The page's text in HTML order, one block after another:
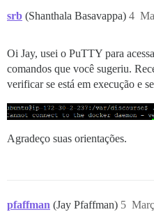
srb (Shanthala Basavappa) 4
Oi Jay, usei o PuTTY para
comandos que você sugeriu.
verificar se está em execução e
Agradeço suas orientações.
pfaffman (Jay Pfaffman) 5